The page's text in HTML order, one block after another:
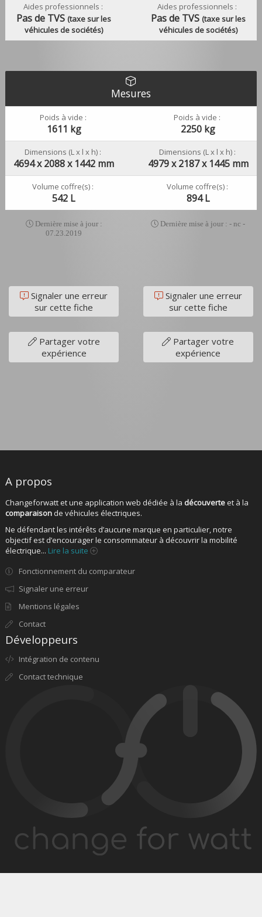
Aides professionnels :
Pas de TVS (taxe sur les
véhicules de sociétés)
Aides professionnels :
Pas de TVS (taxe sur les
véhicules de sociétés)
Mesures
Poids à vide :
1611 kg
Poids à vide :
2250 kg
Dimensions (L x l x h) :
4694 x 2088 x 1442 mm
Dimensions (L x l x h) :
4979 x 2187 x 1445 mm
Volume coffre(s) :
542 L
Volume coffre(s) :
894 L
Dernière mise à jour :
07.23.2019
Dernière mise à jour : - nc -
Signaler une erreur
sur cette fiche
Partager votre
expérience
Signaler une erreur
sur cette fiche
Partager votre
expérience
A propos
Changeforwatt et une application web dédiée à la découverteet à la
comparaisonde véhicules électriques.
Ne défendant les intérêts d’aucune marque en particulier, notre
objectif est d’encourager le consommateur à découvrir la mobilité
électrique... Lire la suite
Fonctionnement du comparateur
Signaler une erreur
Mentions légales
Contact
Développeurs
Intégration de contenu
Contact technique